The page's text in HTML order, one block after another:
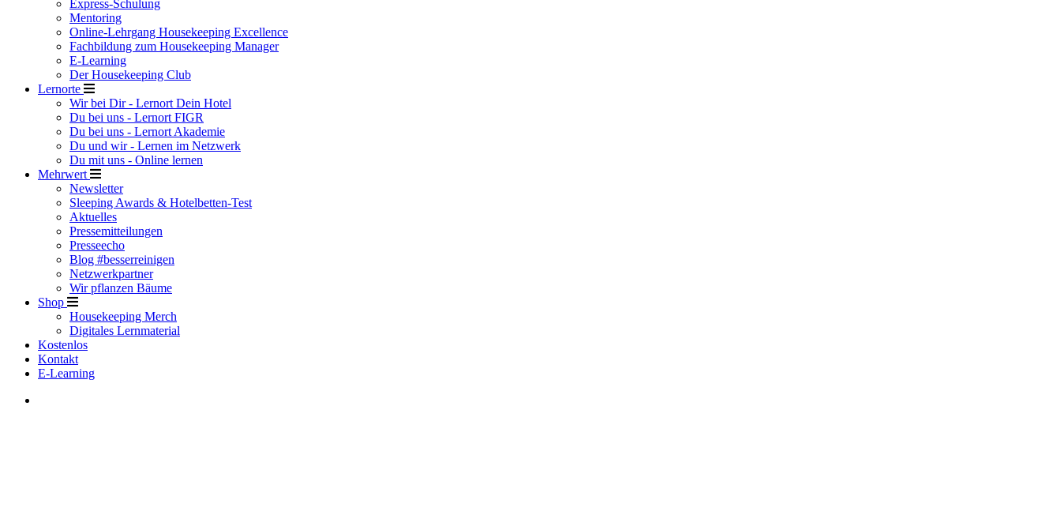
Express-Schulung
Mentoring
Online-Lehrgang Housekeeping Excellence
Fachbildung zum Housekeeping Manager
E-Learning
Der Housekeeping Club
Lernorte
Wir bei Dir - Lernort Dein Hotel
Du bei uns - Lernort FIGR
Du bei uns - Lernort Akademie
Du und wir - Lernen im Netzwerk
Du mit uns - Online lernen
Mehrwert
Newsletter
Sleeping Awards & Hotelbetten-Test
Aktuelles
Pressemitteilungen
Presseecho
Blog #besserreinigen
Netzwerkpartner
Wir pflanzen Bäume
Shop
Housekeeping Merch
Digitales Lernmaterial
Kostenlos
Kontakt
E-Learning